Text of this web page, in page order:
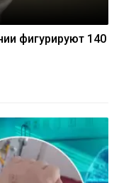
фигурируют 140